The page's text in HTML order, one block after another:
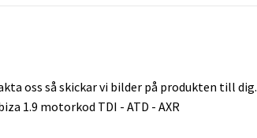
oss så skickar vi bilder på produkten till dig.
1.9 motorkod TDI - ATD - AXR